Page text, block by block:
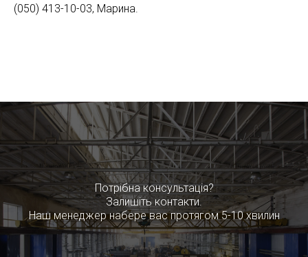
(050) 413-10-03, Марина.
Потрібна консультація?
Залишіть контакти.
Наш менеджер набере вас протягом 5-10 хвилин